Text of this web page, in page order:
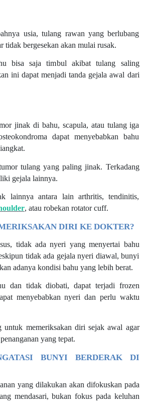
usia, tulang rawan yang berlubang
tidak bergesekan akan mulai rusak.
bisa saja timbul akibat tulang saling
ini dapat menjadi tanda gejala awal dari
jinak di bahu, scapula, atau tulang iga
dapat menyebabkan bahu
tulang yang paling jinak. Terkadang
gejala lainnya.
lainnya antara lain arthritis, tendinitis,
, atau robekan rotator cuff.
DIRI KE DOKTER?
tidak ada nyeri yang menyertai bahu
tidak ada gejala nyeri diawal, bunyi
adanya kondisi bahu yang lebih berat.
dan tidak diobati, dapat terjadi frozen
menyebabkan nyeri dan perlu waktu
untuk memeriksakan diri sejak awal agar
yang tepat.
BUNYI BERDERAK DI
yang dilakukan akan difokuskan pada
mendasari, bukan fokus pada keluhan